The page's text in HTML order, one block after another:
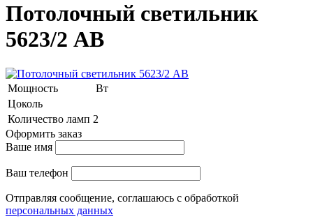
Потолочный светильник
5623/2 AB
Мощность
Вт
Цоколь
Количество ламп 2
Оформить заказ
Ваше имя
Ваш телефон
Отправляя сообщение, соглашаюсь с обработкой
персональных данных